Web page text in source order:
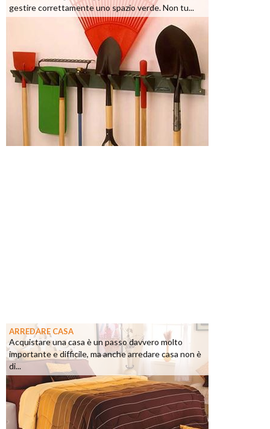
gestire correttamente uno spazio verde. Non tu...
ARREDARE CASA
Acquistare una casa è un passo davvero molto
importante e difficile, ma anche arredare casa non è
di...